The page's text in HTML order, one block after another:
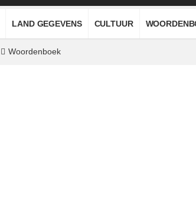
LAND GEGEVENS CULTUUR
Woordenboek